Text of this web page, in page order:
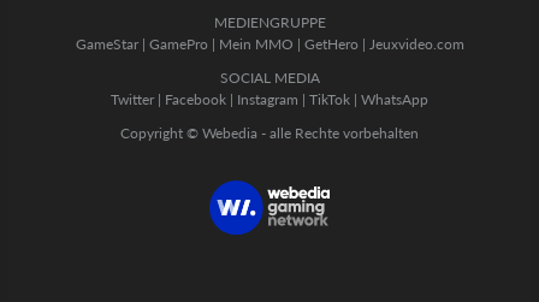
MEDIENGRUPPE
GameStar| GamePro | Mein MMO | GetHero | Jeuxvideo.com
SOCIAL MEDIA
Twitter | Facebook | Instagram | TikTok | WhatsApp
Copyright © Webedia - alle Rechte vorbehalten